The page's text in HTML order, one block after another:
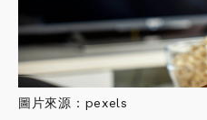
圖片來源：pexels